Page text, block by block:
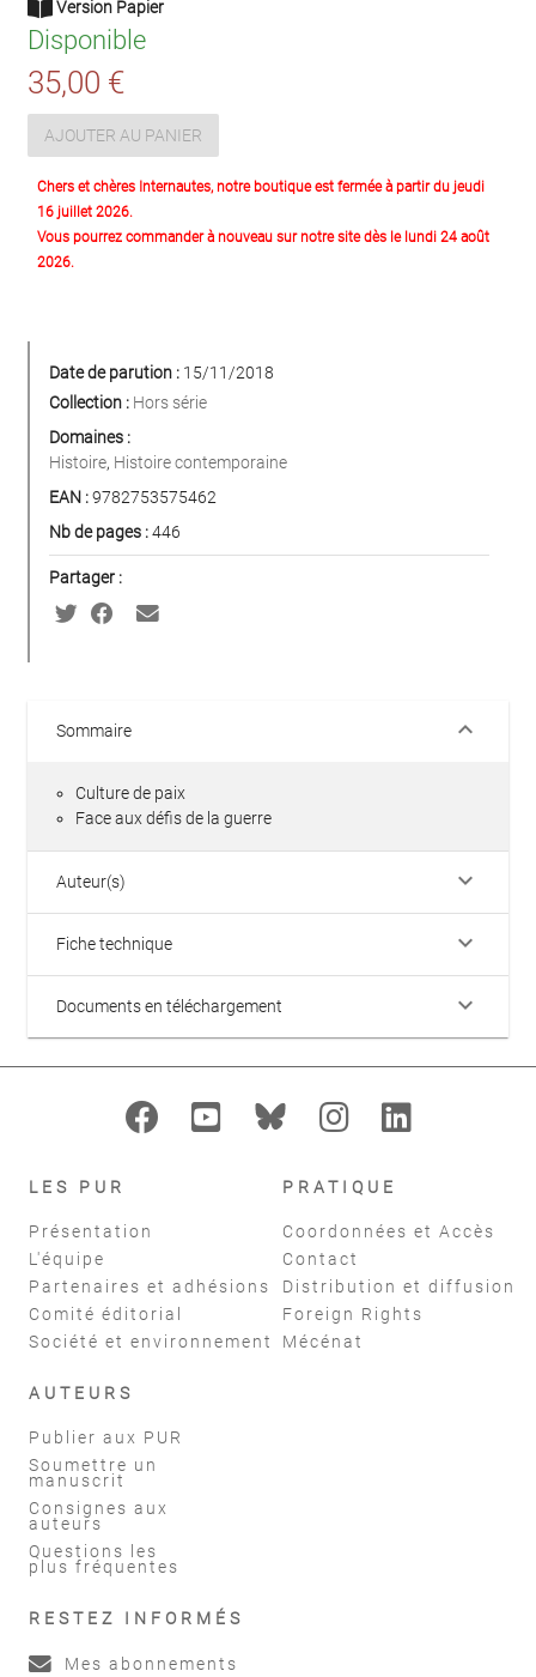
Version Papier
Disponible
35,00 €
AJOUTER AU PANIER
Chers et chères Internautes, notre boutique est fermée à partir du jeudi
16 juillet 2026.
Vous pourrez commander à nouveau sur notre site dès le lundi 24 août
2026.
Date de parution : 15/11/2018
Collection : Hors série
Domaines :
Histoire, Histoire contemporaine
EAN :9782753575462
Nb de pages :446
Partager :
Sommaire keyboard_arrow_down
Culture de paix
Face aux défis de la guerre
Auteur(s) keyboard_arrow_down
Fiche technique keyboard_arrow_down
Documents en téléchargement keyboard_arrow_down
LES PUR
Présentation
L'équipe
Partenaires et adhésions
Comité éditorial
Société et environnement
PRATIQUE
Coordonnées et Accès
Contact
Distribution et diffusion
Foreign Rights
Mécénat
AUTEURS
Publier aux PUR
Soumettre un
manuscrit
Consignes aux
auteurs
Questions les
plus fréquentes
RESTEZ INFORMÉS
Mes abonnements